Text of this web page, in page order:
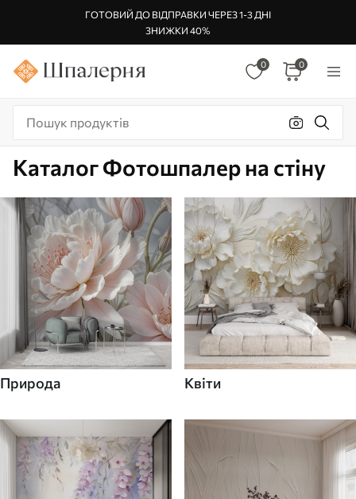
ГОТОВИЙ ДО ВІДПРАВКИ ЧЕРЕЗ 1-3 ДНІ
ЗНИЖКИ 40%
0 0
Каталог Фотошпалер на стіну
Природа Квіти